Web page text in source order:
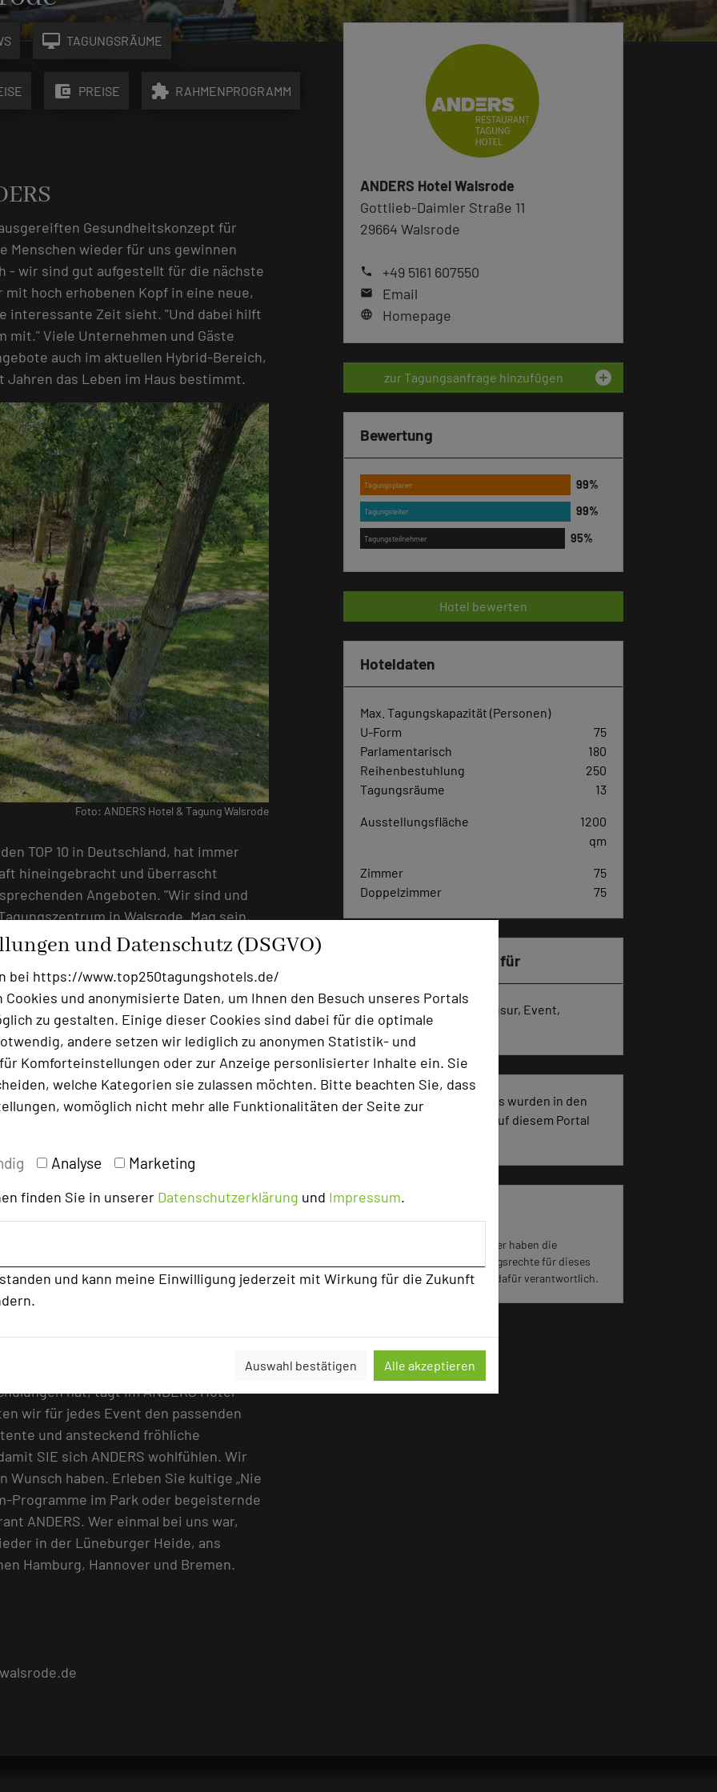
und Datenschutz (DSGVO)
bei https://www.top250tagungshotels.de/
und anonymisierte Daten, um Ihnen den Besuch unseres Portals
zu gestalten. Einige dieser Cookies sind dabei für die optimale
andere setzen wir lediglich zu anonymen Statistik- und
Komforteinstellungen oder zur Anzeige personlisierter Inhalte ein. Sie
welche Kategorien sie zulassen möchten. Bitte beachten Sie, dass
womöglich nicht mehr alle Funktionalitäten der Seite zur
Analyse Marketing
finden Sie in unserer Datenschutzerklärung und Impressum.
und kann meine Einwilligung jederzeit mit Wirkung für die Zukunft
Auswahl bestätigen Alle akzeptieren
desktop_mac TAGUNGSRÄUME
account_balance_wallet PREISE extension RAHMENPROGRAMM
Gesundheitskonzept für
Menschen wieder für uns gewinnen
- wir sind gut aufgestellt für die nächste
hoch erhobenen Kopf in eine neue,
interessante Zeit sieht. "Und dabei hilft
mit." Viele Unternehmen und Gäste
auch im aktuellen Hybrid-Bereich,
Jahren das Leben im Haus bestimmt.
Foto: ANDERS Hotel & Tagung Walsrode
TOP 10 in Deutschland, hat immer
hineingebracht und überrascht
Angeboten. "Wir sind und
in Walsrode. Mag sein,
Hamburg und Bremen dazu beiträgt,
das technisch ausgereifte Angebot in
nur lächelt und – fast - jede Idee der
auf unsere Gäste, wollen
an, die kreativen Ideen in den
gefällt auch "ohne Kekse", die
in die Region geht, um
um das Hotel im Grünen.
und Mitarbeiter ständig, motiviert sie,
Acht neue Azubis werden
werden eine perfekte Ausbildung
Der Standard des Hauses wird so
Ein Grund mehr, wieder auf eine
durch die Tagungstrainer aus ganz
Mensch ANDERS ist. Wer besondere
hat, tagt im ANDERS Hotel
wir für jedes Event den passenden
und ansteckend fröhliche
SIE sich ANDERS wohlfühlen. Wir
Wunsch haben. Erleben Sie kultige „Nie
Programme im Park oder begeisternde
ANDERS. Wer einmal bei uns war,
in der Lüneburger Heide, ans
Hamburg, Hannover und Bremen.
ANDERS Hotel Walsrode
Gottlieb-Daimler Straße 11
29664 Walsrode
phone +49 5161 607550
mail Email
language Homepage
zur Tagungsanfrage hinzufügen add_circle
Bewertung
Tagungsplaner
Tagungsleiter
Tagungsteilnehmer
Hotel bewerten
Hoteldaten
Max. Tagungskapazität (Personen)
U-Form
75
Parlamentarisch
180
Reihenbestuhlung
250
Tagungsräume
13
Ausstellungsfläche
1200
qm
Zimmer
75
Doppelzimmer
75
Besonders geeignet für
Seminar, Konferenz, Klausur, Event,
Kreativprozesse
3828 Seiten dieses Hotels wurden in den
vergangenen 30 Tagen auf diesem Portal
Für die Verwendung der Bilder haben die
jeweiligen Hotels die Nutzungsrechte für dieses
Portal eingeräumt und sind dafür verantwortlich.